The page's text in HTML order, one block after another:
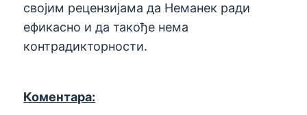
својим рецензијама да Неманек ради
ефикасно и да такође нема
контрадикторности.
Коментара: